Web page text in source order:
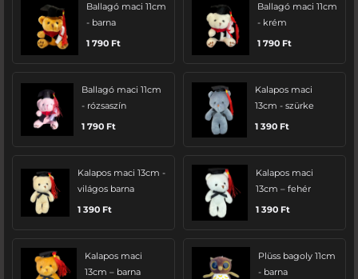
Ballagó maci 11cm
- barna
1 790 Ft
Ballagó maci 11cm
- krém
1 790 Ft
Ballagó maci 11cm
- rózsaszín
1 790 Ft
Kalapos maci
13cm - szürke
1 390 Ft
Kalapos maci 13cm -
világos barna
1 390 Ft
Kalapos maci
13cm – fehér
1 390 Ft
Kalapos maci
13cm – barna
Plüss bagoly 11cm
- barna